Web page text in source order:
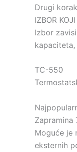
Drugi
IZBOR
Izbor
TC-550
Zapramina
Moguće je
eksternih